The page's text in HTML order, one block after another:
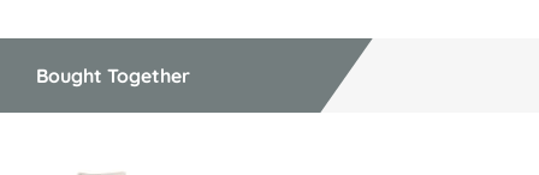
Bought Together